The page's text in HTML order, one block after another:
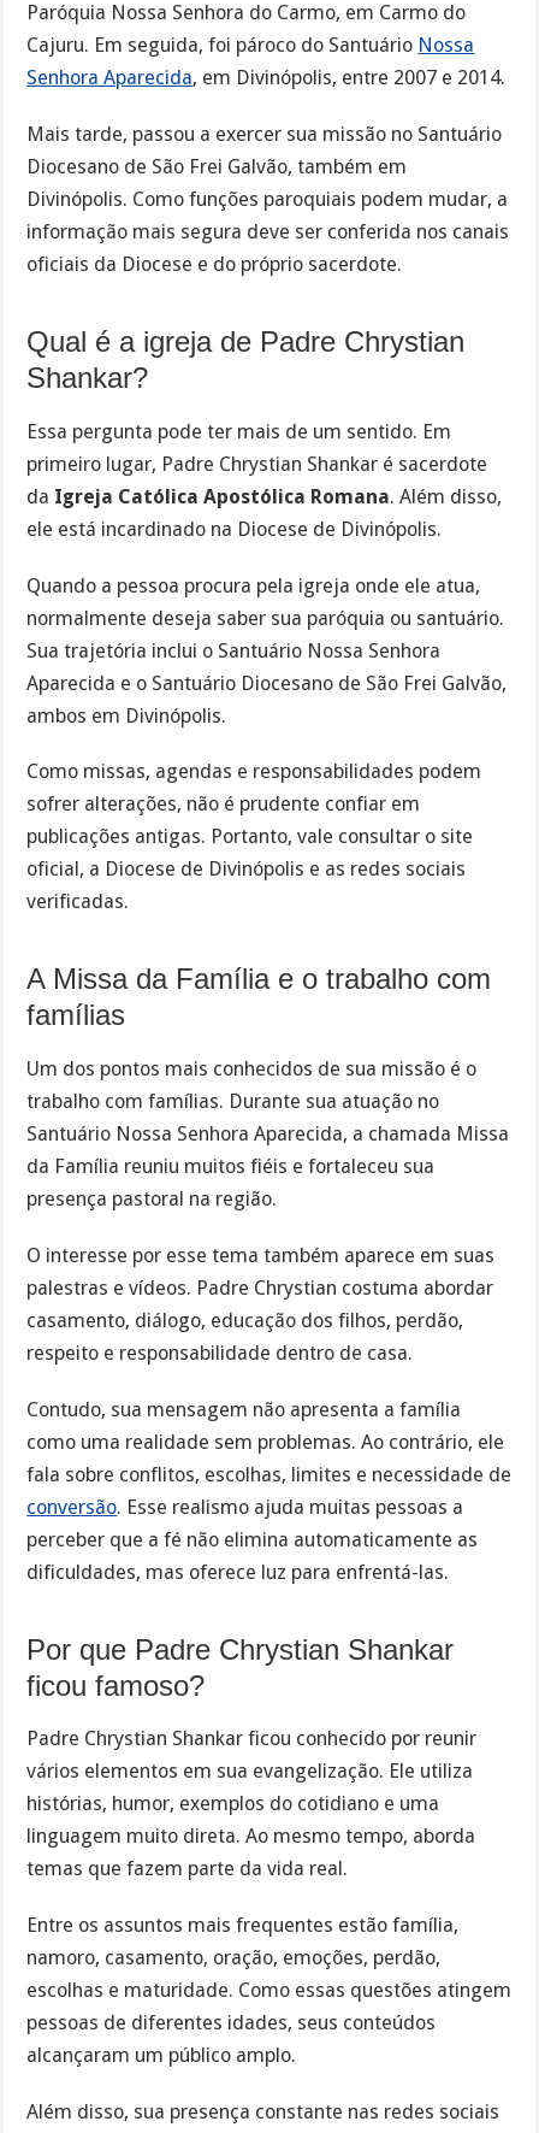
Paróquia Nossa Senhora do Carmo, em Carmo do
Cajuru. Em seguida, foi pároco do Santuário Nossa
Senhora Aparecida, em Divinópolis, entre 2007 e 2014.
Mais tarde, passou a exercer sua missão no Santuário
Diocesano de São Frei Galvão, também em
Divinópolis. Como funções paroquiais podem mudar, a
informação mais segura deve ser conferida nos canais
oficiais da Diocese e do próprio sacerdote.
Qual é a igreja de Padre Chrystian
Shankar?
Essa pergunta pode ter mais de um sentido. Em
primeiro lugar, Padre Chrystian Shankar é sacerdote
da Igreja Católica Apostólica Romana. Além disso,
ele está incardinado na Diocese de Divinópolis.
Quando a pessoa procura pela igreja onde ele atua,
normalmente deseja saber sua paróquia ou santuário.
Sua trajetória inclui o Santuário Nossa Senhora
Aparecida e o Santuário Diocesano de São Frei Galvão,
ambos em Divinópolis.
Como missas, agendas e responsabilidades podem
sofrer alterações, não é prudente confiar em
publicações antigas. Portanto, vale consultar o site
oficial, a Diocese de Divinópolis e as redes sociais
verificadas.
A Missa da Família e o trabalho com
famílias
Um dos pontos mais conhecidos de sua missão é o
trabalho com famílias. Durante sua atuação no
Santuário Nossa Senhora Aparecida, a chamada Missa
da Família reuniu muitos fiéis e fortaleceu sua
presença pastoral na região.
O interesse por esse tema também aparece em suas
palestras e vídeos. Padre Chrystian costuma abordar
casamento, diálogo, educação dos filhos, perdão,
respeito e responsabilidade dentro de casa.
Contudo, sua mensagem não apresenta a família
como uma realidade sem problemas. Ao contrário, ele
fala sobre conflitos, escolhas, limites e necessidade de
conversão. Esse realismo ajuda muitas pessoas a
perceber que a fé não elimina automaticamente as
dificuldades, mas oferece luz para enfrentá-las.
Por que Padre Chrystian Shankar
ficou famoso?
Padre Chrystian Shankar ficou conhecido por reunir
vários elementos em sua evangelização. Ele utiliza
histórias, humor, exemplos do cotidiano e uma
linguagem muito direta. Ao mesmo tempo, aborda
temas que fazem parte da vida real.
Entre os assuntos mais frequentes estão família,
namoro, casamento, oração, emoções, perdão,
escolhas e maturidade. Como essas questões atingem
pessoas de diferentes idades, seus conteúdos
alcançaram um público amplo.
Além disso, sua presença constante nas redes sociais